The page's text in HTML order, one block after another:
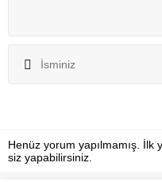
Henüz yorum yapılmamış. İlk
siz yapabilirsiniz.